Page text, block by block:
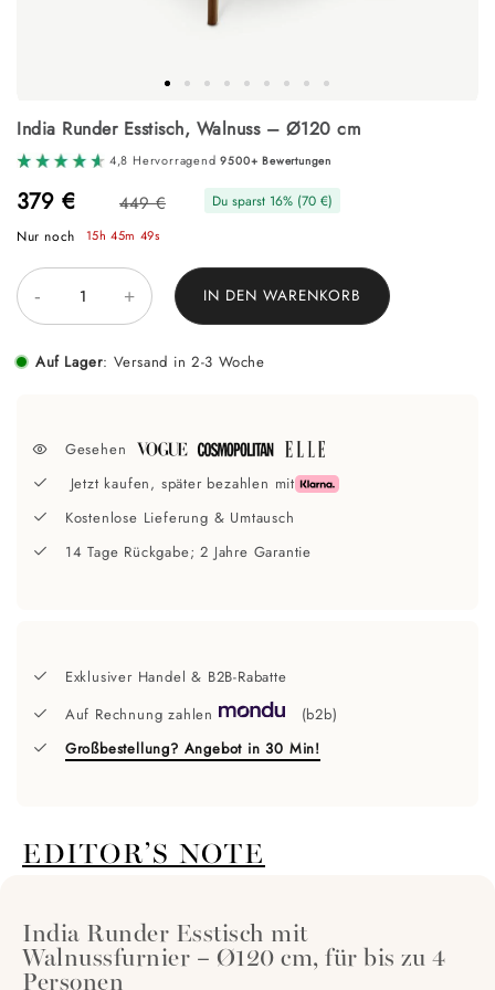
India Runder Esstisch, Walnuss – Ø120 cm
4,8 Hervorragend9500+ Bewertungen
379 € 449 € Du sparst 16% (70 €)
Nur noch
15h 45m 49s
- + IN DEN WARENKORB
Auf Lager: Versand in 2-3 Woche
Gesehen
Jetzt kaufen, später bezahlen mit
Kostenlose Lieferung & Umtausch
14 Tage Rückgabe; 2 Jahre Garantie
Exklusiver Handel & B2B-Rabatte
Auf Rechnung zahlen
(b2b)
Großbestellung? Angebot in 30 Min!
Anfang
der
Bildgalerie
springen
EDITOR’S NOTE
India Runder Esstisch mit
Walnussfurnier – Ø120 cm, für bis zu 4
Personen